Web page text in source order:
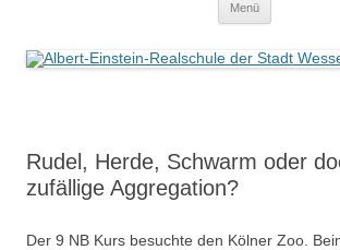
Menü
Rudel, Herde, Schwarm oder
zufällige Aggregation?
Der 9 NB Kurs besuchte den Kölner Zoo.